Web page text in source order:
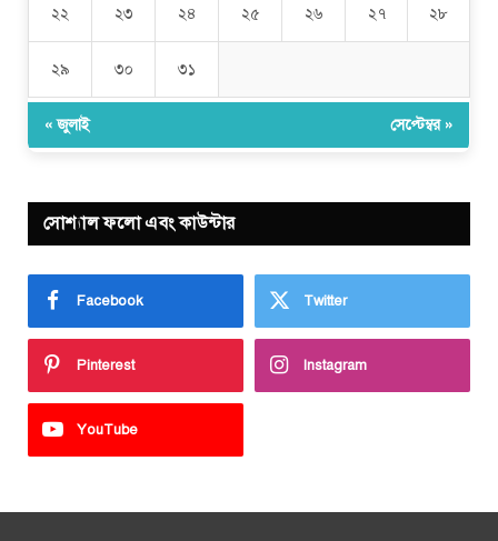
২২ ২৩ ২৪ ২৫ ২৬ ২৭ ২৮
২৯ ৩০ ৩১
« জুলাই সেপ্টেম্বর »
সোশ্যাল ফলো এবং কাউন্টার
Facebook Twitter
Pinterest Instagram
YouTube